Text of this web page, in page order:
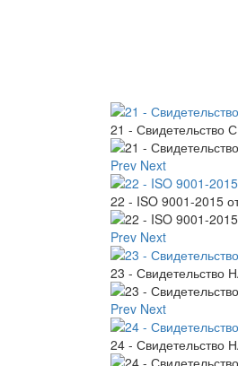
21 - Свидетельство
Prev Next
22 - ISO 9001-2015
Prev Next
23 - Свидетельство
Prev Next
24 - Свидетельство